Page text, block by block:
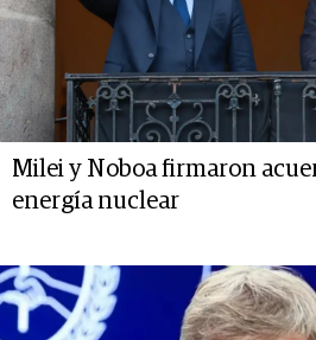
Milei y Noboa firmaron
energía nuclear